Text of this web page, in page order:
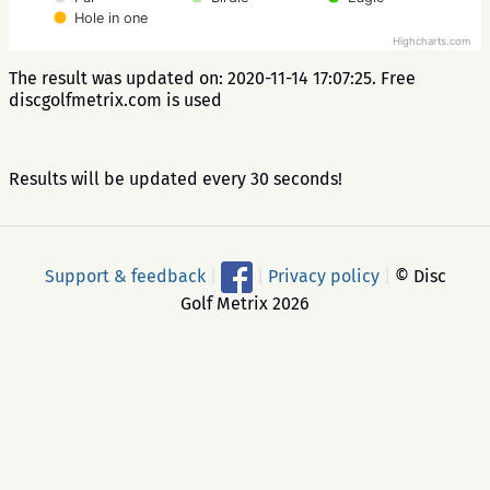
Hole in one
Highcharts.com
The result was updated on: 2020-11-14 17:07:25. Free
discgolfmetrix.com is used
Results will be updated every 30 seconds!
Support & feedback Privacy policy
© Disc
Golf Metrix 2026